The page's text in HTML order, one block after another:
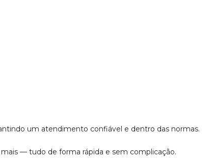
um atendimento confiável e dentro das normas.
— tudo de forma rápida e sem complicação.